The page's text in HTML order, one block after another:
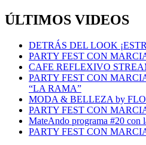
ÚLTIMOS VIDEOS
DETRÁS DEL LOOK
PARTY FEST CON
CAFE REFLEXIVO
PARTY FEST CON
“LA RAMA”
MODA & BELLEZA by
PARTY FEST CON
MateAndo programa #20 con
PARTY FEST CON